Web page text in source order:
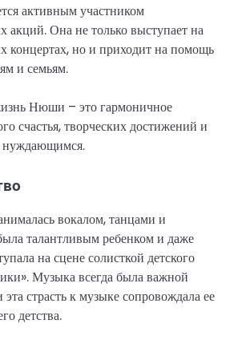
активным участником
акций. Она не только выступает на
концертах, но и приходит на помощь
и семьям.
Нюши – это гармоничное
счастья, творческих достижений и
вокалом, танцами и
талантливым ребенком и даже
на сцене солисткой детского
Музыка всегда была важной
страсть к музыке сопровождала ее
детства.